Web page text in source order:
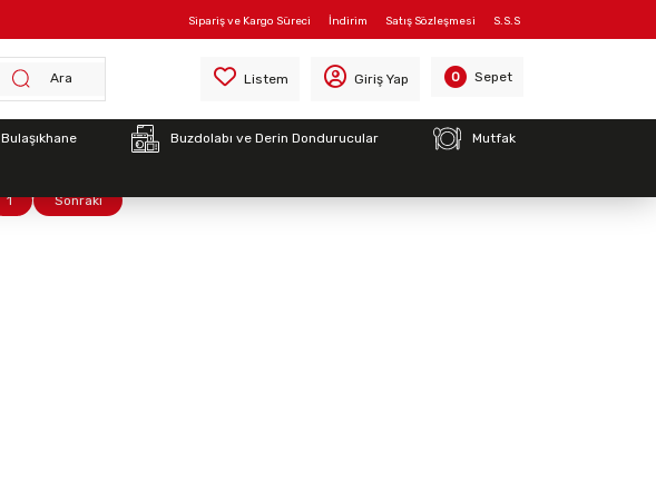
S.S.S
Satış Sözleşmesi
İndirim
Sipariş ve Kargo Süreci
Ara Listem Giriş Yap 0 Sepet
Bulaşıkhane Buzdolabı ve Derin Dondurucular Mutfak
1 Sonraki